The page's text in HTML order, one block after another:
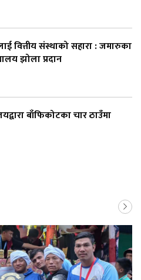
वित्तीय संस्थाको सहारा : जमारुका
झोला प्रदान
बाँफिकोटका चार ठाउँमा